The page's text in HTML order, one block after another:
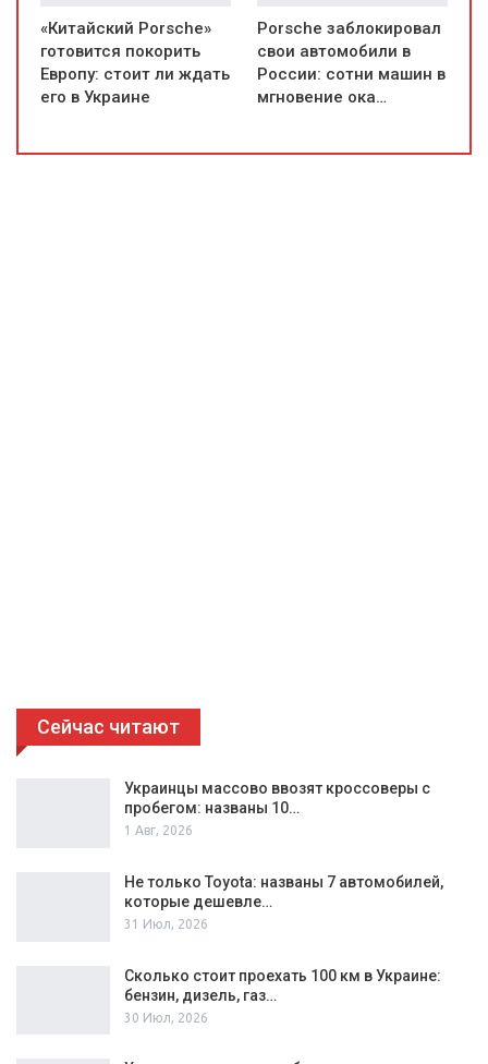
«Китайский Porsche»
готовится покорить
Европу: стоит ли ждать
его в Украине
Porsche заблокировал
свои автомобили в
России: сотни машин в
мгновение ока…
Сейчас читают
Украинцы массово ввозят кроссоверы с
пробегом: названы 10…
1 Авг, 2026
Не только Toyota: названы 7 автомобилей,
которые дешевле…
31 Июл, 2026
Сколько стоит проехать 100 км в Украине:
бензин, дизель, газ…
30 Июл, 2026